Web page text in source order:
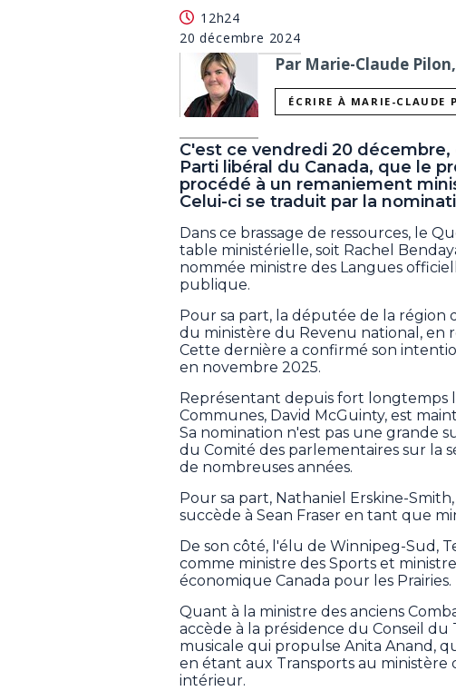
12h24
20 décembre 2024
Par Marie-Claude
ÉCRIRE À MARIE-CLAUDE
C'est ce vendredi 20
Parti libéral du Canada, que le
procédé à un remaniement
Celui-ci se traduit par la
Dans ce brassage de ressources, le
table ministérielle, soit Rachel
nommée ministre des Langues
publique.
Pour sa part, la députée de la région
du ministère du Revenu national, en
Cette dernière a confirmé son
en novembre 2025.
Représentant depuis fort longtemps
Communes, David McGuinty, est
Sa nomination n'est pas une grande
du Comité des parlementaires sur la
de nombreuses années.
Pour sa part, Nathaniel Erskine-
succède à Sean Fraser en tant que
De son côté, l'élu de Winnipeg-Sud,
comme ministre des Sports et
économique Canada pour les Prairies.
Quant à la ministre des anciens
accède à la présidence du Conseil
musicale qui propulse Anita Anand,
en étant aux Transports au ministère
intérieur.